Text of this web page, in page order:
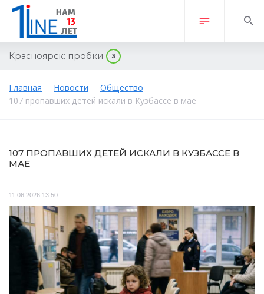
Красноярск: пробки 3
Главная Новости
Общество
107 пропавших детей искали в Кузбассе в мае
107 ПРОПАВШИХ ДЕТЕЙ ИСКАЛИ В КУЗБАССЕ В
МАЕ
11.06.2026 13:50